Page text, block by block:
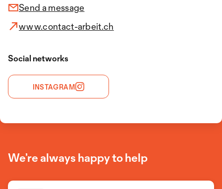
Send a message
www.contact-arbeit.ch
Social networks
INSTAGRAM
We’re always happy to help